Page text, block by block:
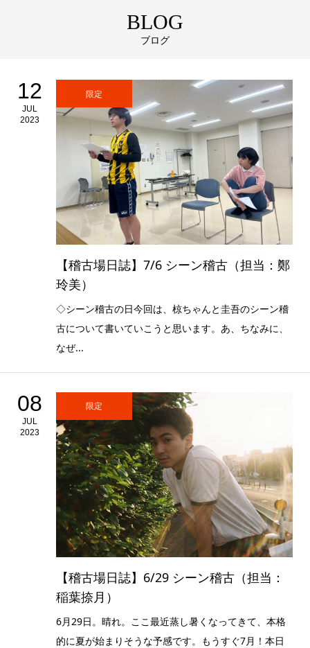
BLOG
ブログ
12
JUL
2023
限定
【稽古場日誌】7/6 シーン稽古（担当：鄭
玲美）
◇シーン稽古の日今回は、椋ちゃんと圭吾のシーン稽
古について書いていこうと思います。あ、ちなみに、
なぜ...
08
JUL
2023
限定
【稽古場日誌】6/29 シーン稽古（担当：
稲葉捺月）
6月29日。晴れ。ここ最近蒸し暑くなってきて、本格
的に夏が始まりそうな予感です。もうすぐ7月！本日